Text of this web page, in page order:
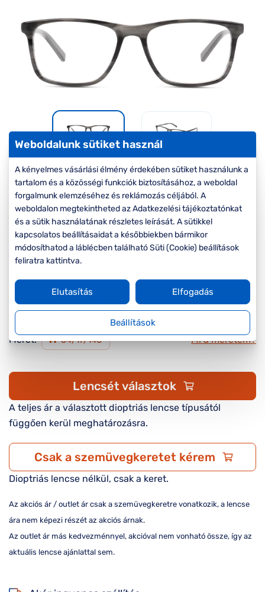
szemüvegekre
Seen Belépőár
ajánlat
-50%
Korábbi ár: 27.000 Ft
Akciós ár: 13.500 Ft
A feltűntetett ár a szemüvegkeretre vonatkozik.
Online megvásárolható
Méret: M 54/17/140 Mi a méretem?
Lencsét választok
A teljes ár a választott dioptriás lencse típusától
függően kerül meghatározásra.
Csak a szemüvegkeretet kérem
Dioptriás lencse nélkül, csak a keret.
Az akciós ár / outlet ár csak a szemüvegkeretre vonatkozik, a lencse
ára nem képezi részét az akciós árnak.
Az outlet ár más kedvezménnyel, akcióval nem vonható össze, így az
aktuális lencse ajánlattal sem.
Weboldalunk sütiket használ
A kényelmes vásárlási élmény érdekében sütiket használunk a
tartalom és a közösségi funkciók biztosításához, a weboldal
forgalmunk elemzéséhez és reklámozás céljából. A
weboldalon megtekintheted az Adatkezelési tájékoztatónkat
és a sütik használatának részletes leírását. A sütikkel
kapcsolatos beállításaidat a későbbiekben bármikor
módosíthatod a láblécben található Süti (Cookie) beállítások
feliratra kattintva.
Beállítások
Elutasítás Elfogadás